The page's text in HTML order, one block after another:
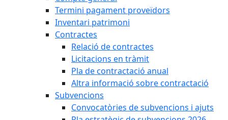
Termini pagament proveïdors
Inventari patrimoni
Contractes
Relació de contractes
Licitacions en tràmit
Pla de contractació anual
Altra informació sobre contractació
Subvencions
Convocatòries de subvencions i ajuts